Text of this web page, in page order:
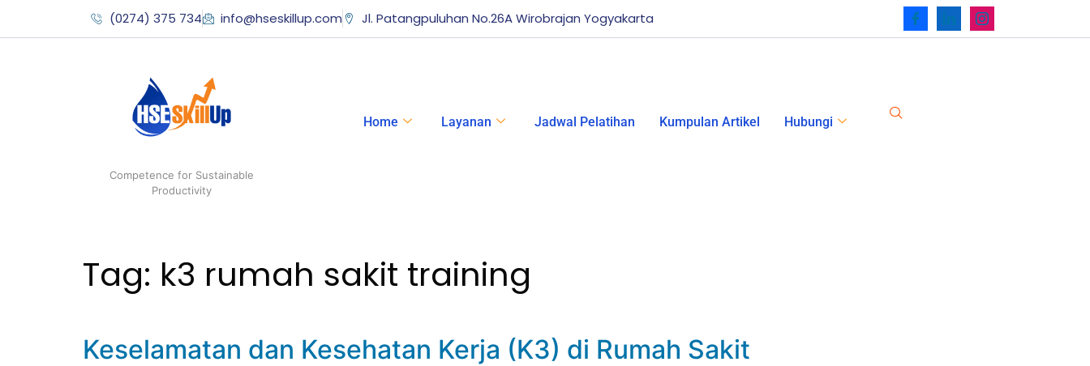
(0274) 375 734 info@hseskillup.com Jl. Patangpuluhan No.26A Wirobrajan Yogyakarta
Competence for Sustainable
Productivity
Home Layanan Jadwal Pelatihan Kumpulan Artikel Hubungi
Tag: k3 rumah sakit training
Keselamatan dan Kesehatan Kerja (K3) di Rumah Sakit